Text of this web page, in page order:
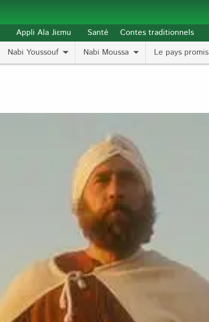
Nabi Youssouf Nabi Moussa Le pays promis
Appli Ala Jiɛmu Santé Contes traditionnels